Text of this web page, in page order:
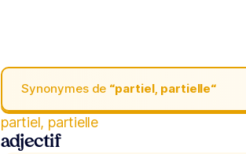
Synonymes de “partiel, partielle“
partiel, partielle
adjectif